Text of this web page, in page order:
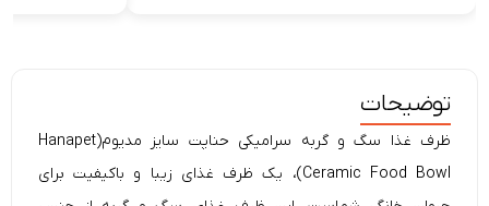
توضیحات
ظرف غذا سگ و گربه سرامیکی حناپت سایز مدیوم(Hanapet
Ceramic Food Bowl)، یک ظرف غذای زیبا و باکیفیت برای